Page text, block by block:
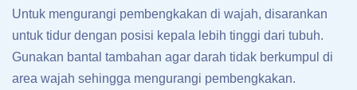
Untuk mengurangi pembengkakan di wajah, disarankan
untuk tidur dengan posisi kepala lebih tinggi dari tubuh.
Gunakan bantal tambahan agar darah tidak berkumpul di
area wajah sehingga mengurangi pembengkakan.